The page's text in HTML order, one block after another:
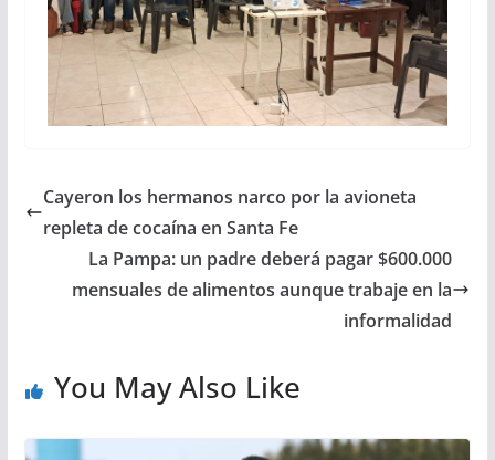
Cayeron los hermanos narco por la avioneta
repleta de cocaína en Santa Fe
La Pampa: un padre deberá pagar $600.000
mensuales de alimentos aunque trabaje en la
informalidad
You May Also Like